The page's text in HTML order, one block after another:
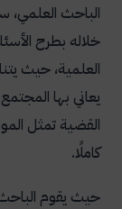
الباحث العلمي،
خلاله بطرح
العلمية، حيث
يعاني بها
القضية تمثل
كاملًا.
حيث يقوم